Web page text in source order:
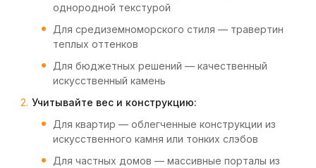
однородной текстурой
Для средиземноморского стиля — травертин
теплых оттенков
Для бюджетных решений — качественный
искусственный камень
Учитывайте вес и конструкцию:
Для квартир — облегченные конструкции из
искусственного камня или тонких слэбов
Для частных домов — массивные порталы из